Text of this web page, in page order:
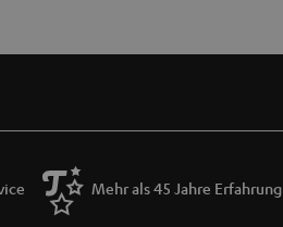
ist quasi ausgeschlossen.
Mehr als 45 Jahre Erfahrung